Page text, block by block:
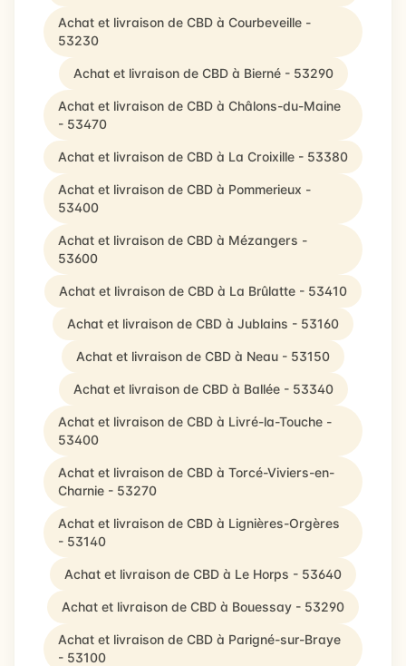
Achat et livraison de CBD à Courbeveille -
53230
Achat et livraison de CBD à Bierné - 53290
Achat et livraison de CBD à Châlons-du-Maine
- 53470
Achat et livraison de CBD à La Croixille - 53380
Achat et livraison de CBD à Pommerieux -
53400
Achat et livraison de CBD à Mézangers -
53600
Achat et livraison de CBD à La Brûlatte - 53410
Achat et livraison de CBD à Jublains - 53160
Achat et livraison de CBD à Neau - 53150
Achat et livraison de CBD à Ballée - 53340
Achat et livraison de CBD à Livré-la-Touche -
53400
Achat et livraison de CBD à Torcé-Viviers-en-
Charnie - 53270
Achat et livraison de CBD à Lignières-Orgères
- 53140
Achat et livraison de CBD à Le Horps - 53640
Achat et livraison de CBD à Bouessay - 53290
Achat et livraison de CBD à Parigné-sur-Braye
- 53100